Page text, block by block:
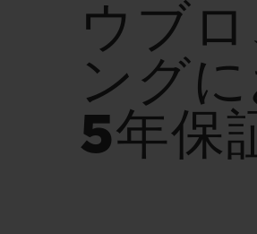
ウブ
ング
5年保
最近の検索はありません